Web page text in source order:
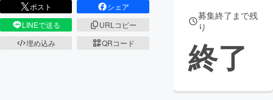
ポスト
シェア
LINEで送る
URLコピー
埋め込み
QRコード
募集終了まで残
り
終了